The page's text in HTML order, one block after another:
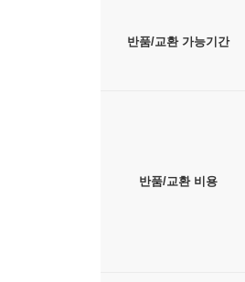
반품/교환 가능기간
반품/교환 비용